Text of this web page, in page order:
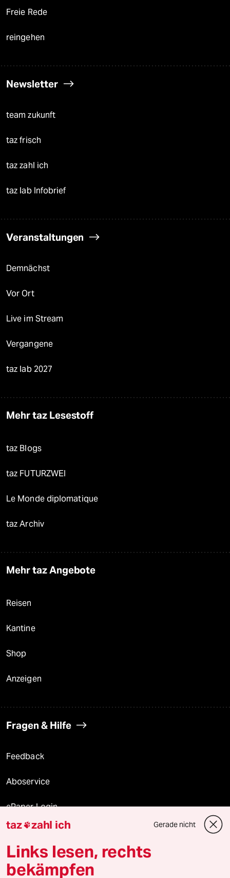
Freie Rede
reingehen
Newsletter
team zukunft
taz frisch
taz zahl ich
taz lab Infobrief
Veranstaltungen
Demnächst
Vor Ort
Live im Stream
Vergangene
taz lab 2027
Mehr taz Lesestoff
taz Blogs
taz FUTURZWEI
Le Monde diplomatique
taz Archiv
Mehr taz Angebote
Reisen
Kantine
Shop
Anzeigen
Fragen & Hilfe
Feedback
Aboservice
ePaper Login
Downloads für Abonnierende
taz zahl ich Gerade nicht
Links lesen, rechts
bekämpfen